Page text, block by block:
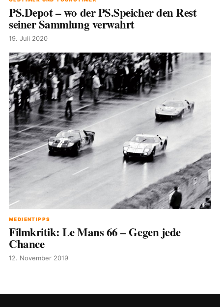
PS.Depot – wo der PS.Speicher den Rest
seiner Sammlung verwahrt
19. Juli 2020
MEDIENTIPPS
Filmkritik: Le Mans 66 – Gegen jede
Chance
12. November 2019